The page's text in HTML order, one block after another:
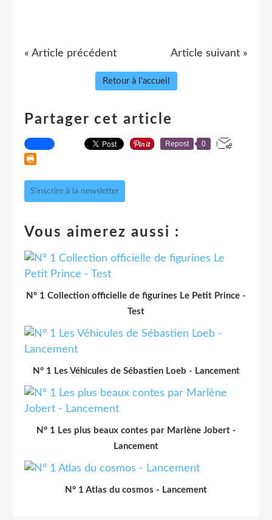
« Article précédent Article suivant »
Retour à l'accueil
Partager cet article
Repost 0
S'inscrire à la newsletter
Vous aimerez aussi :
N° 1 Collection officielle de figurines Le Petit Prince -
Test
N° 1 Les Véhicules de Sébastien Loeb - Lancement
N° 1 Les plus beaux contes par Marlène Jobert -
Lancement
N° 1 Atlas du cosmos - Lancement